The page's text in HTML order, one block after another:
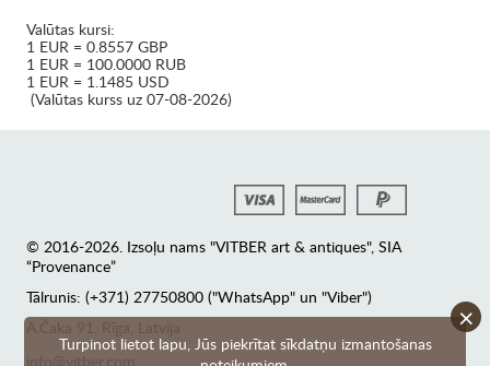
Turpinot lietot lapu, Jūs piekrītat sīkdatņu izmantošanas
×
Valūtas kursi:
1 EUR = 0.8557 GBP
1 EUR = 100.0000 RUB
1 EUR = 1.1485 USD
(Valūtas kurss uz 07-08-2026)
© 2016-2026. Izsoļu nams "VITBER art & antiques", SIA
“Provenance”
Tālrunis: (+371) 27750800 ("WhatsApp" un "Viber")